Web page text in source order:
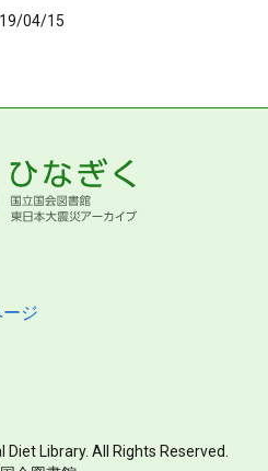
04/15
ジ
Library. All Rights Reserved.